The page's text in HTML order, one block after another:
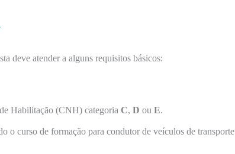
deve atender a alguns requisitos básicos:
Habilitação (CNH) categoria C, D ou E.
o curso de formação para condutor de veículos de transporte